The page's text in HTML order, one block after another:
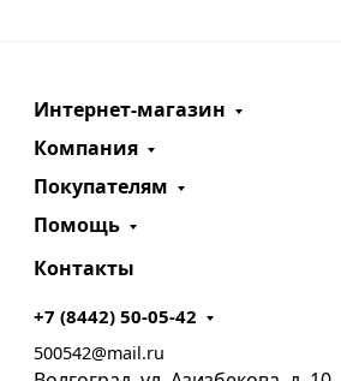
Интернет-магазин
Компания
Покупателям
Помощь
Контакты
+7 (8442) 50-05-42
500542@mail.ru